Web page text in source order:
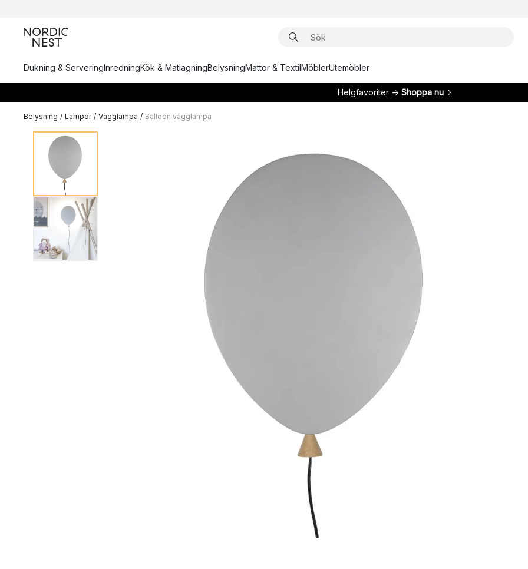
Dukning & ServeringInredningKök & MatlagningBelysningMattor & TextilMöblerUtemöbler
Helgfavoriter → Shoppa nu
Belysning / Lampor / Vägglampa / Balloon vägglampa